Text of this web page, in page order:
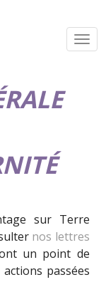
sur Terre
nos lettres
un point de
passées